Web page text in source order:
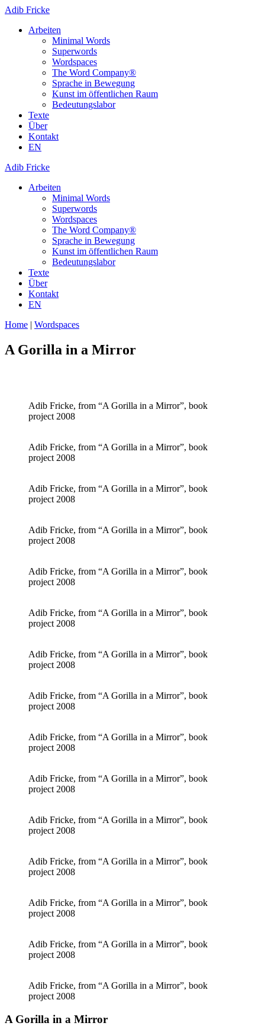
Adib Fricke
Arbeiten
Minimal Words
Superwords
Wordspaces
The Word Company®
Sprache in Bewegung
Kunst im öffentlichen Raum
Bedeutungslabor
Texte
Über
Kontakt
EN
Adib Fricke
Arbeiten
Minimal Words
Superwords
Wordspaces
The Word Company®
Sprache in Bewegung
Kunst im öffentlichen Raum
Bedeutungslabor
Texte
Über
Kontakt
EN
Home | Wordspaces
A Gorilla in a Mirror
Adib Fricke, from “A Gorilla in a Mirror”, book
project 2008
Adib Fricke, from “A Gorilla in a Mirror”, book
project 2008
Adib Fricke, from “A Gorilla in a Mirror”, book
project 2008
Adib Fricke, from “A Gorilla in a Mirror”, book
project 2008
Adib Fricke, from “A Gorilla in a Mirror”, book
project 2008
Adib Fricke, from “A Gorilla in a Mirror”, book
project 2008
Adib Fricke, from “A Gorilla in a Mirror”, book
project 2008
Adib Fricke, from “A Gorilla in a Mirror”, book
project 2008
Adib Fricke, from “A Gorilla in a Mirror”, book
project 2008
Adib Fricke, from “A Gorilla in a Mirror”, book
project 2008
Adib Fricke, from “A Gorilla in a Mirror”, book
project 2008
Adib Fricke, from “A Gorilla in a Mirror”, book
project 2008
Adib Fricke, from “A Gorilla in a Mirror”, book
project 2008
Adib Fricke, from “A Gorilla in a Mirror”, book
project 2008
Adib Fricke, from “A Gorilla in a Mirror”, book
project 2008
A Gorilla in a Mirror